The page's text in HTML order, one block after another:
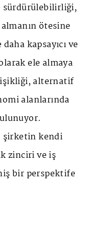
sürdürülebilirliği,
ötesine
kapsayıcı ve
ele almaya
alternatif
alanlarında
şirketin kendi
zinciri ve iş
bir perspektife